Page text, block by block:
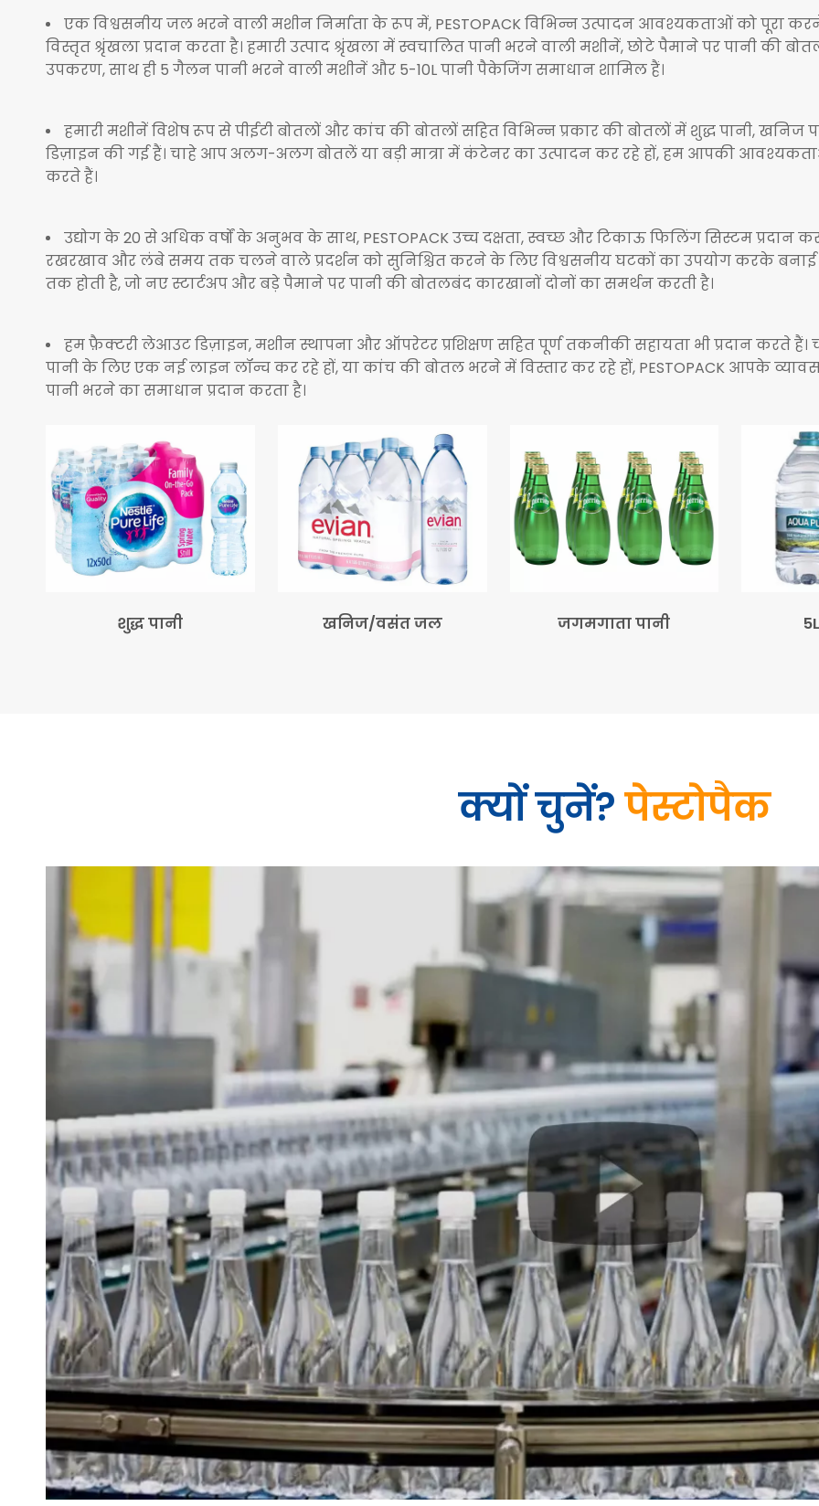
एक विश्वसनीय जल भरने वाली मशीन निर्माता के रूप में, PESTOPACK विभिन्न उत्पादन आवश्यकताओं को पूरा
विस्तृत श्रृंखला प्रदान करता है। हमारी उत्पाद श्रृंखला में स्वचालित पानी भरने वाली मशीनें, छोटे पैमाने पर पानी की
उपकरण, साथ ही 5 गैलन पानी भरने वाली मशीनें और 5-10L पानी पैकेजिंग समाधान शामिल हैं।
हमारी मशीनें विशेष रूप से पीईटी बोतलों और कांच की बोतलों सहित विभिन्न प्रकार की बोतलों में शुद्ध पानी,
डिज़ाइन की गई हैं। चाहे आप अलग-अलग बोतलें या बड़ी मात्रा में कंटेनर का उत्पादन कर रहे हों, हम आपकी
करते हैं।
उद्योग के 20 से अधिक वर्षों के अनुभव के साथ, PESTOPACK उच्च दक्षता, स्वच्छ और टिकाऊ फिलिंग सिस्टम प्रदान
रखरखाव और लंबे समय तक चलने वाले प्रदर्शन को सुनिश्चित करने के लिए विश्वसनीय घटकों का उपयोग करके बनाई गई
तक होती है, जो नए स्टार्टअप और बड़े पैमाने पर पानी की बोतलबंद कारखानों दोनों का समर्थन करती है।
हम फ़ैक्टरी लेआउट डिज़ाइन, मशीन स्थापना और ऑपरेटर प्रशिक्षण सहित पूर्ण तकनीकी सहायता भी प्रदान करते हैं।
पानी के लिए एक नई लाइन लॉन्च कर रहे हों, या कांच की बोतल भरने में विस्तार कर रहे हों, PESTOPACK आपके
पानी भरने का समाधान प्रदान करता है।
शुद्ध पानी खनिज/वसंत जल जगमगाता पानी
क्यों चुनें?पेस्टोपैक